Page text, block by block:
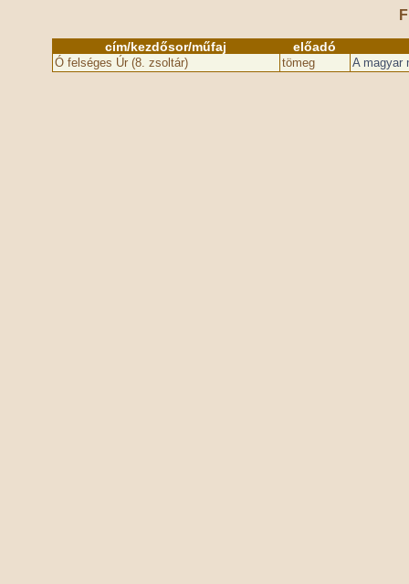
cím/kezdősor/műfaj előadó
Ó felséges Úr (8. zsoltár) tömeg A magyar